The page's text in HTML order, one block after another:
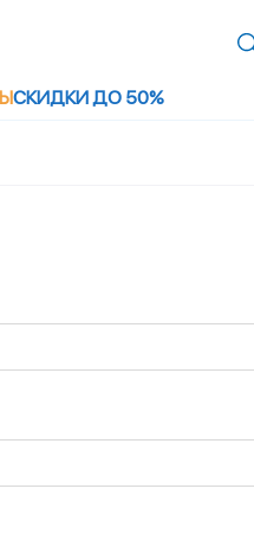
СКИДКИ ДО 50%